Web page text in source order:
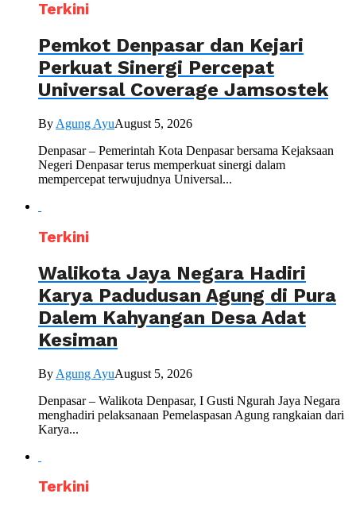
Terkini
Pemkot Denpasar dan Kejari
Perkuat Sinergi Percepat
Universal Coverage Jamsostek
By Agung AyuAugust 5, 2026
Denpasar – Pemerintah Kota Denpasar bersama Kejaksaan
Negeri Denpasar terus memperkuat sinergi dalam
mempercepat terwujudnya Universal...
Terkini
Walikota Jaya Negara Hadiri
Karya Padudusan Agung di Pura
Dalem Kahyangan Desa Adat
Kesiman
By Agung AyuAugust 5, 2026
Denpasar – Walikota Denpasar, I Gusti Ngurah Jaya Negara
menghadiri pelaksanaan Pemelaspasan Agung rangkaian dari
Karya...
Terkini